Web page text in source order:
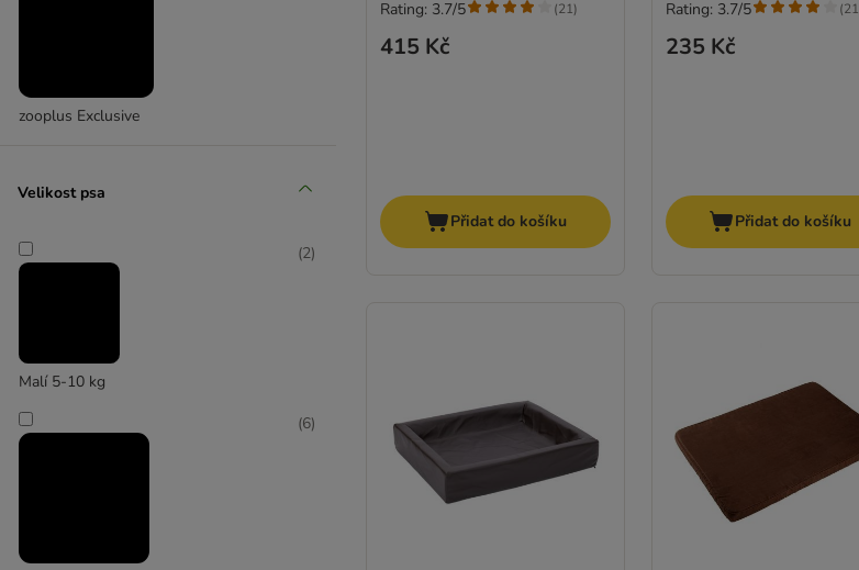
zooplus Exclusive
Velikost psa
Malí 5-10 kg
(2)
(6)
415 Kč
Rating: 3.7/5 (21)
Přidat do košíku
235 Kč
Rating: 3.7/5 (21
Přidat do košíku